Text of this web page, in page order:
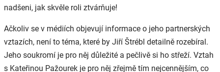
nadšeni, jak skvěle roli ztvárňuje!
Ačkoliv se v médiích objevují informace o jeho partnerských
vztazích, není to téma, které by Jiří Štrébl detailně rozebíral.
Jeho soukromí je pro něj důležité a pečlivě si ho střeží. Vztah
s Kateřinou Pažourek je pro něj zřejmě tím nejcennějším, co